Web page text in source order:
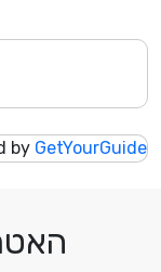
by GetYourGuide